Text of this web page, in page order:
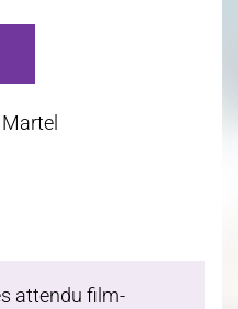
attendu film-